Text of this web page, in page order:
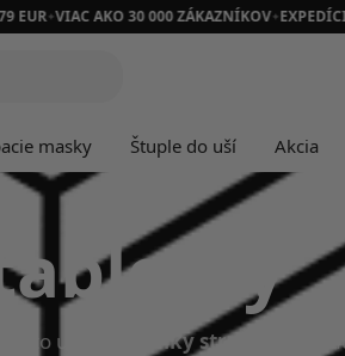
EUR✦VIAC AKO 30 000 ZÁKAZNÍKOV✦
masky Štuple do uší Akcia
kto užíva doplnky stravy .